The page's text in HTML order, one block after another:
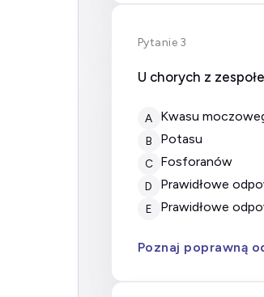
Pytanie 3
U chorych z
A kwasu
B potasu
C fosforanów
D prawidłowe
E prawidłowe
Poznaj poprawną